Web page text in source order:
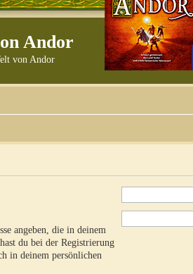
Andor
von Andor
angeben, die in deinem
du bei der Registrierung
in deinem persönlichen